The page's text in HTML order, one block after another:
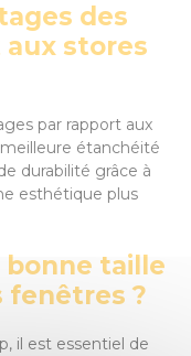
des
stores
par rapport aux
étanchéité
durabilité grâce à
esthétique plus
bonne taille
fenêtres ?
il est essentiel de